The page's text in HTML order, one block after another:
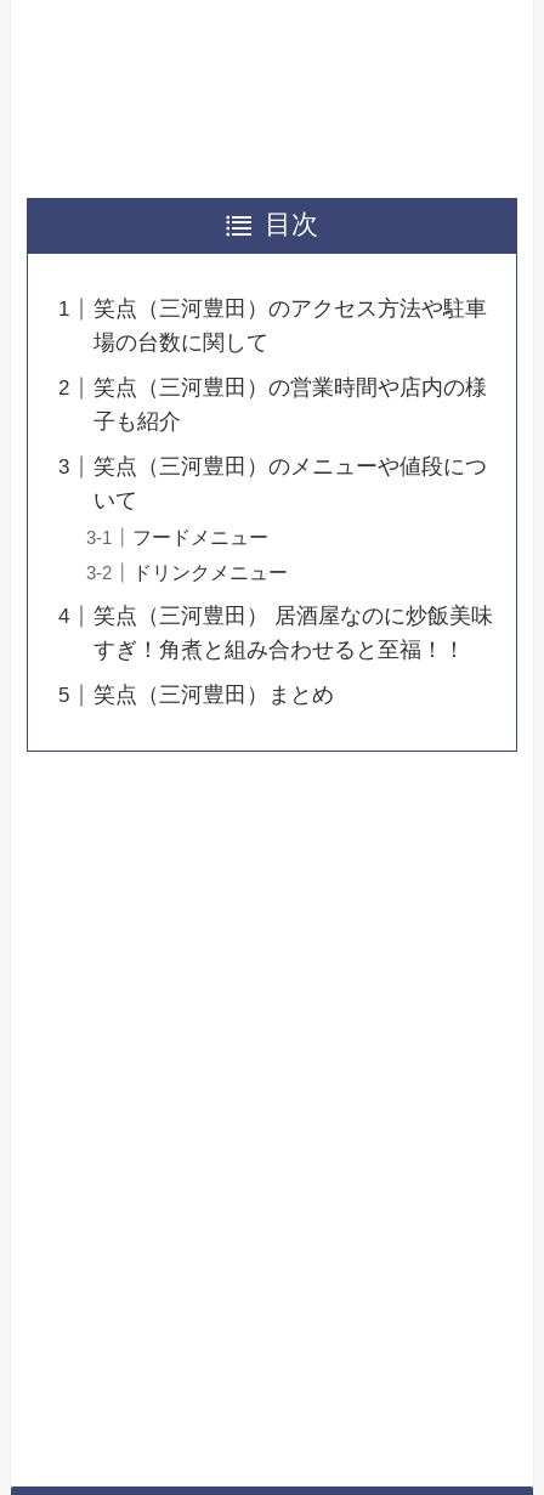
目次
笑点（三河豊田）のアクセス方法や駐車
場の台数に関して
笑点（三河豊田）の営業時間や店内の様
子も紹介
笑点（三河豊田）のメニューや値段につ
いて
フードメニュー
ドリンクメニュー
笑点（三河豊田） 居酒屋なのに炒飯美味
すぎ！角煮と組み合わせると至福！！
笑点（三河豊田）まとめ